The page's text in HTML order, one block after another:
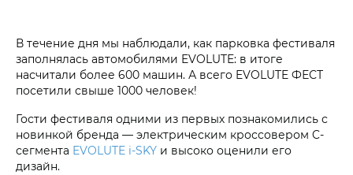
В течение дня мы наблюдали, как парковка фестиваля
заполнялась автомобилями EVOLUTE: в итоге
насчитали более 600 машин. А всего EVOLUTE ФЕСТ
посетили свыше 1000 человек!
Гости фестиваля одними из первых познакомились с
новинкой бренда — электрическим кроссовером C-
сегмента EVOLUTE i‑SKY и высоко оценили его
дизайн.